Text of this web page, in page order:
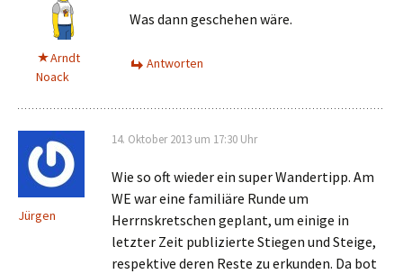
Arndt
Noack
Was dann geschehen wäre.
Antworten
Jürgen
14. Oktober 2013 um 17:30 Uhr
Wie so oft wieder ein super Wandertipp. Am
WE war eine familiäre Runde um
Herrnskretschen geplant, um einige in
letzter Zeit publizierte Stiegen und Steige,
respektive deren Reste zu erkunden. Da bot